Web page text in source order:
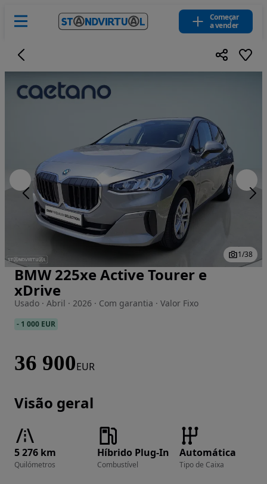
Começar
a vender
Imagem 1 de 38
1/38
BMW 225xe Active Tourer e
xDrive
Usado · Abril · 2026 · Com garantia · Valor Fixo
- 1 000 EUR
36 900EUR
Visão geral
5 276 km
Quilómetros
Híbrido Plug-In
Combustível
Automática
Tipo de Caixa